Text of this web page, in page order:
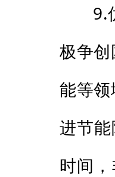
9.
极争
能等
进节
时间